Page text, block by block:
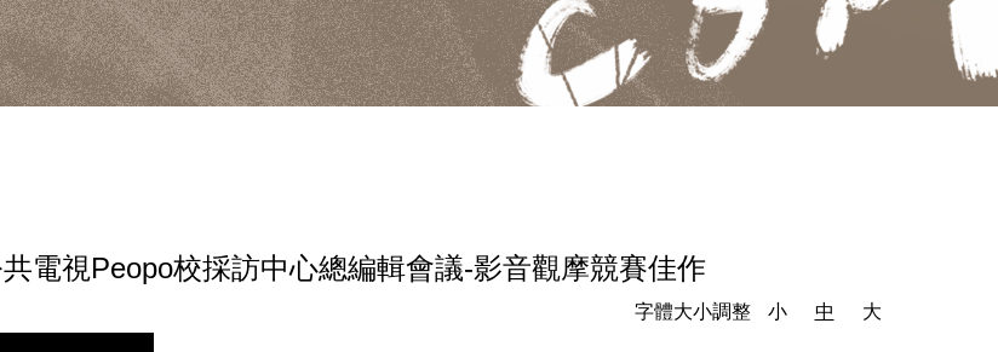
電視Peopo校採訪中心總編輯會議-影音觀摩競賽佳作
字體大小調整 小 中 大